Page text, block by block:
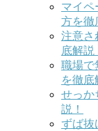
マイペ
方を徹
注意さ
底解説
職場で
を徹底
せっか
説！
ずば抜